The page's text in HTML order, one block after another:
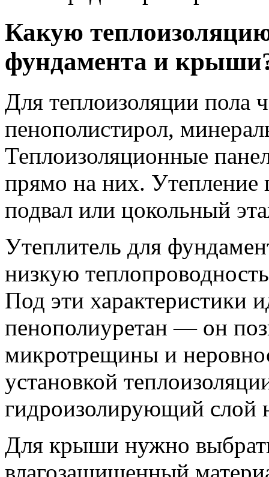
Какую
фундамента и
Для теплоизоляции пола
пенополистирол,
Теплоизоляционные
прямо на них. Утепление
подвал или цокольный
Утеплитель для
низкую
Под эти характеристики
пенополиуретан — он
микротрещины и
установкой
гидроизолирующий слой
Для крыши нужно
влагозащищенный